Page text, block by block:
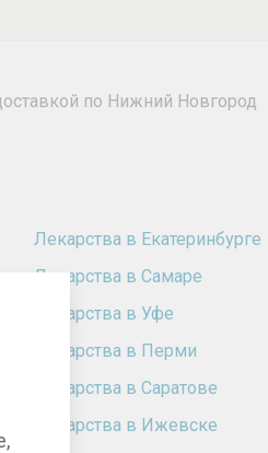
по Нижний Новгород
Лекарства в Екатеринбурге
Лекарства в Самаре
Лекарства в Уфе
Лекарства в Перми
Лекарства в Саратове
Лекарства в Ижевске